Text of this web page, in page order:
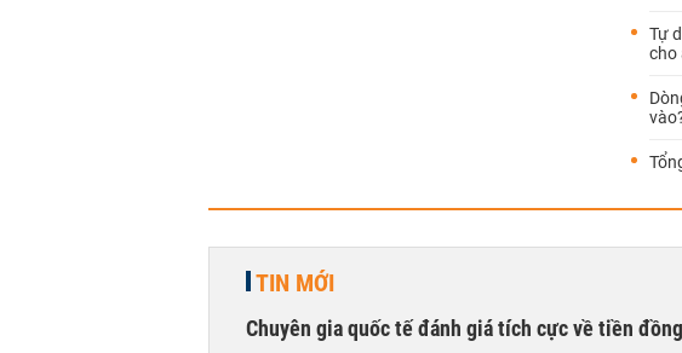
Tự
cho
TIN MỚI
Chuyên gia quốc tế đánh giá tích cực về tiền